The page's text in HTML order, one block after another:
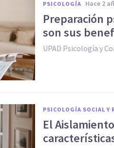
PSICOLOGÍA hace 2
Preparación
son sus
UPAD Psicología y
PSICOLOGÍA SOCIAL Y
El